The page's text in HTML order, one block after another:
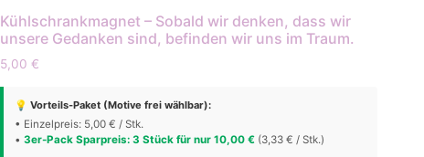
Kühlschrankmagnet – Sobald wir denken, dass wir
unsere Gedanken sind, befinden wir uns im Traum.
5,00 €
💡 Vorteils-Paket (Motive frei wählbar):
• Einzelpreis: 5,00 € / Stk.
• 3er-Pack Sparpreis: 3 Stück für nur 10,00 € (3,33 € / Stk.)